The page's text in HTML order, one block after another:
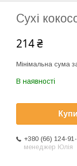
Сухі
214 ₴
Мінімальна сума
В наявності
+380 (66) 124-
менеджер Юлія